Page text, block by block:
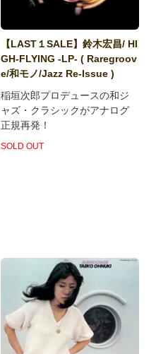
【LAST１SALE】鈴木宏昌/ HI
GH-FLYING -LP- ( Raregroov
e/和モノ/Jazz Re-Issue )
稲垣次郎プロデュースの和ジ
ャズ・クラシックがアナログ
正規再発！
SOLD OUT